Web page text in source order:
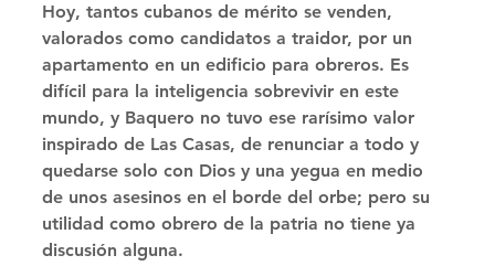
Hoy, tantos cubanos de mérito se venden,
valorados como candidatos a traidor, por un
apartamento en un edificio para obreros. Es
difícil para la inteligencia sobrevivir en este
mundo, y Baquero no tuvo ese rarísimo valor
inspirado de Las Casas, de renunciar a todo y
quedarse solo con Dios y una yegua en medio
de unos asesinos en el borde del orbe; pero su
utilidad como obrero de la patria no tiene ya
discusión alguna.